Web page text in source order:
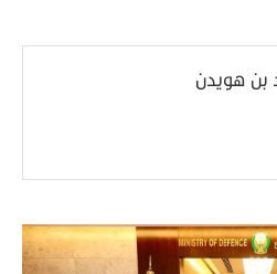
بن هويدن